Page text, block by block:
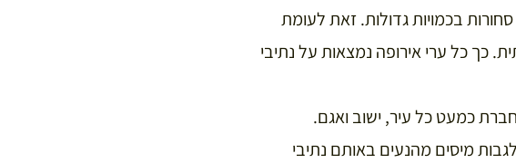
בכמויות גדולות. זאת לעומת
כל ערי אירופה נמצאות על נתיבי
כמעט כל עיר, ישוב ואגם.
מיסים מהנעים באותם נתיבי